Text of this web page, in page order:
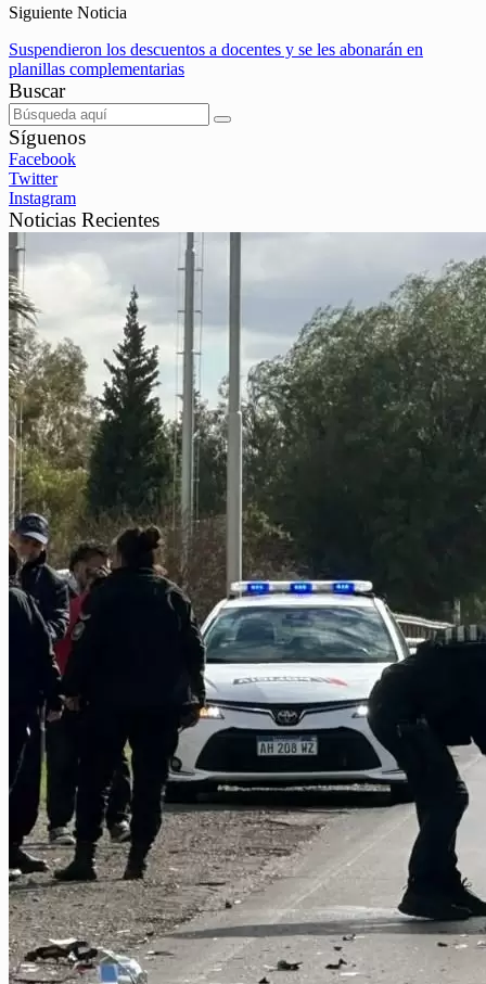
Siguiente Noticia
Suspendieron los descuentos a docentes y se les abonarán en
planillas complementarias
Buscar
Síguenos
Facebook
Twitter
Instagram
Noticias Recientes